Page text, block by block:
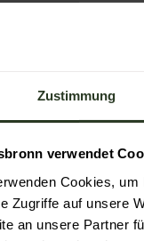
Zustimmung
verwendet
Cookies,
Zugriffe auf unsere
an unsere Partner
Schwarzwald -